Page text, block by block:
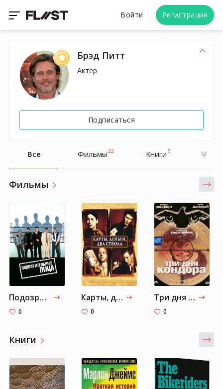
Войти Регистрация
Брэд Питт
Актер
Подписаться
Все Фильмы22 Книги 6
Фильмы
Подозрительные лица
0
Карты, деньги и два ствола
0
Три дня Кондора
0
Книги